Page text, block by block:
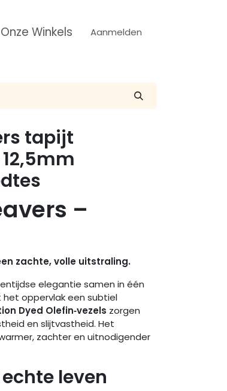
Onze Winkels Aanmelden
tapijt
–
zachte, volle uitstraling.
elegantie samen in één
oppervlak een subtiel
Dyed Olefin‑vezels zorgen
en slijtvastheid. Het
zachter en uitnodigender
leven